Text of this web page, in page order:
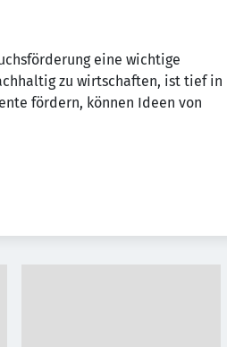
eine wichtige
zu wirtschaften, ist tief in
fördern, können Ideen von